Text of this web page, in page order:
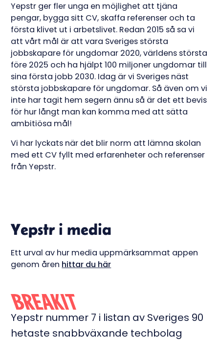
Yepstr ger fler unga en möjlighet att tjäna
pengar, bygga sitt CV, skaffa referenser och ta
första klivet ut i arbetslivet. Redan 2015 så sa vi
att vårt mål är att vara Sveriges största
jobbskapare för ungdomar 2020, världens största
före 2025 och ha hjälpt 100 miljoner ungdomar till
sina första jobb 2030. Idag är vi Sveriges näst
största jobbskapare för ungdomar. Så även om vi
inte har tagit hem segern ännu så är det ett bevis
för hur långt man kan komma med att sätta
ambitiösa mål!
Vi har lyckats när det blir norm att lämna skolan
med ett CV fyllt med erfarenheter och referenser
från Yepstr.
Yepstr i media
Ett urval av hur media uppmärksammat appen
genom åren hittar du här
Yepstr nummer 7 i listan av Sveriges 90
hetaste snabbväxande techbolag